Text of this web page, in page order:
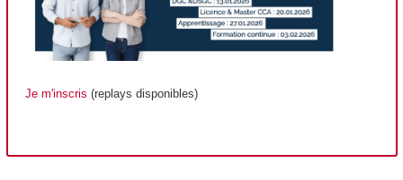
Je m'inscris (replays disponibles)